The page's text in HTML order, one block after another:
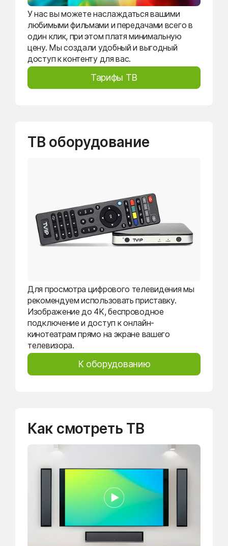
У нас вы можете наслаждаться вашими
любимыми фильмами и передачами всего в
один клик, при этом платя минимальную
цену. Мы создали удобный и выгодный
доступ к контенту для вас.
Тарифы ТВ
ТВ оборудование
Для просмотра цифрового телевидения мы
рекомендуем использовать приставку.
Изображение до 4K, беспроводное
подключение и доступ к онлайн-
кинотеатрам прямо на экране вашего
телевизора.
К оборудованию
Как смотреть ТВ